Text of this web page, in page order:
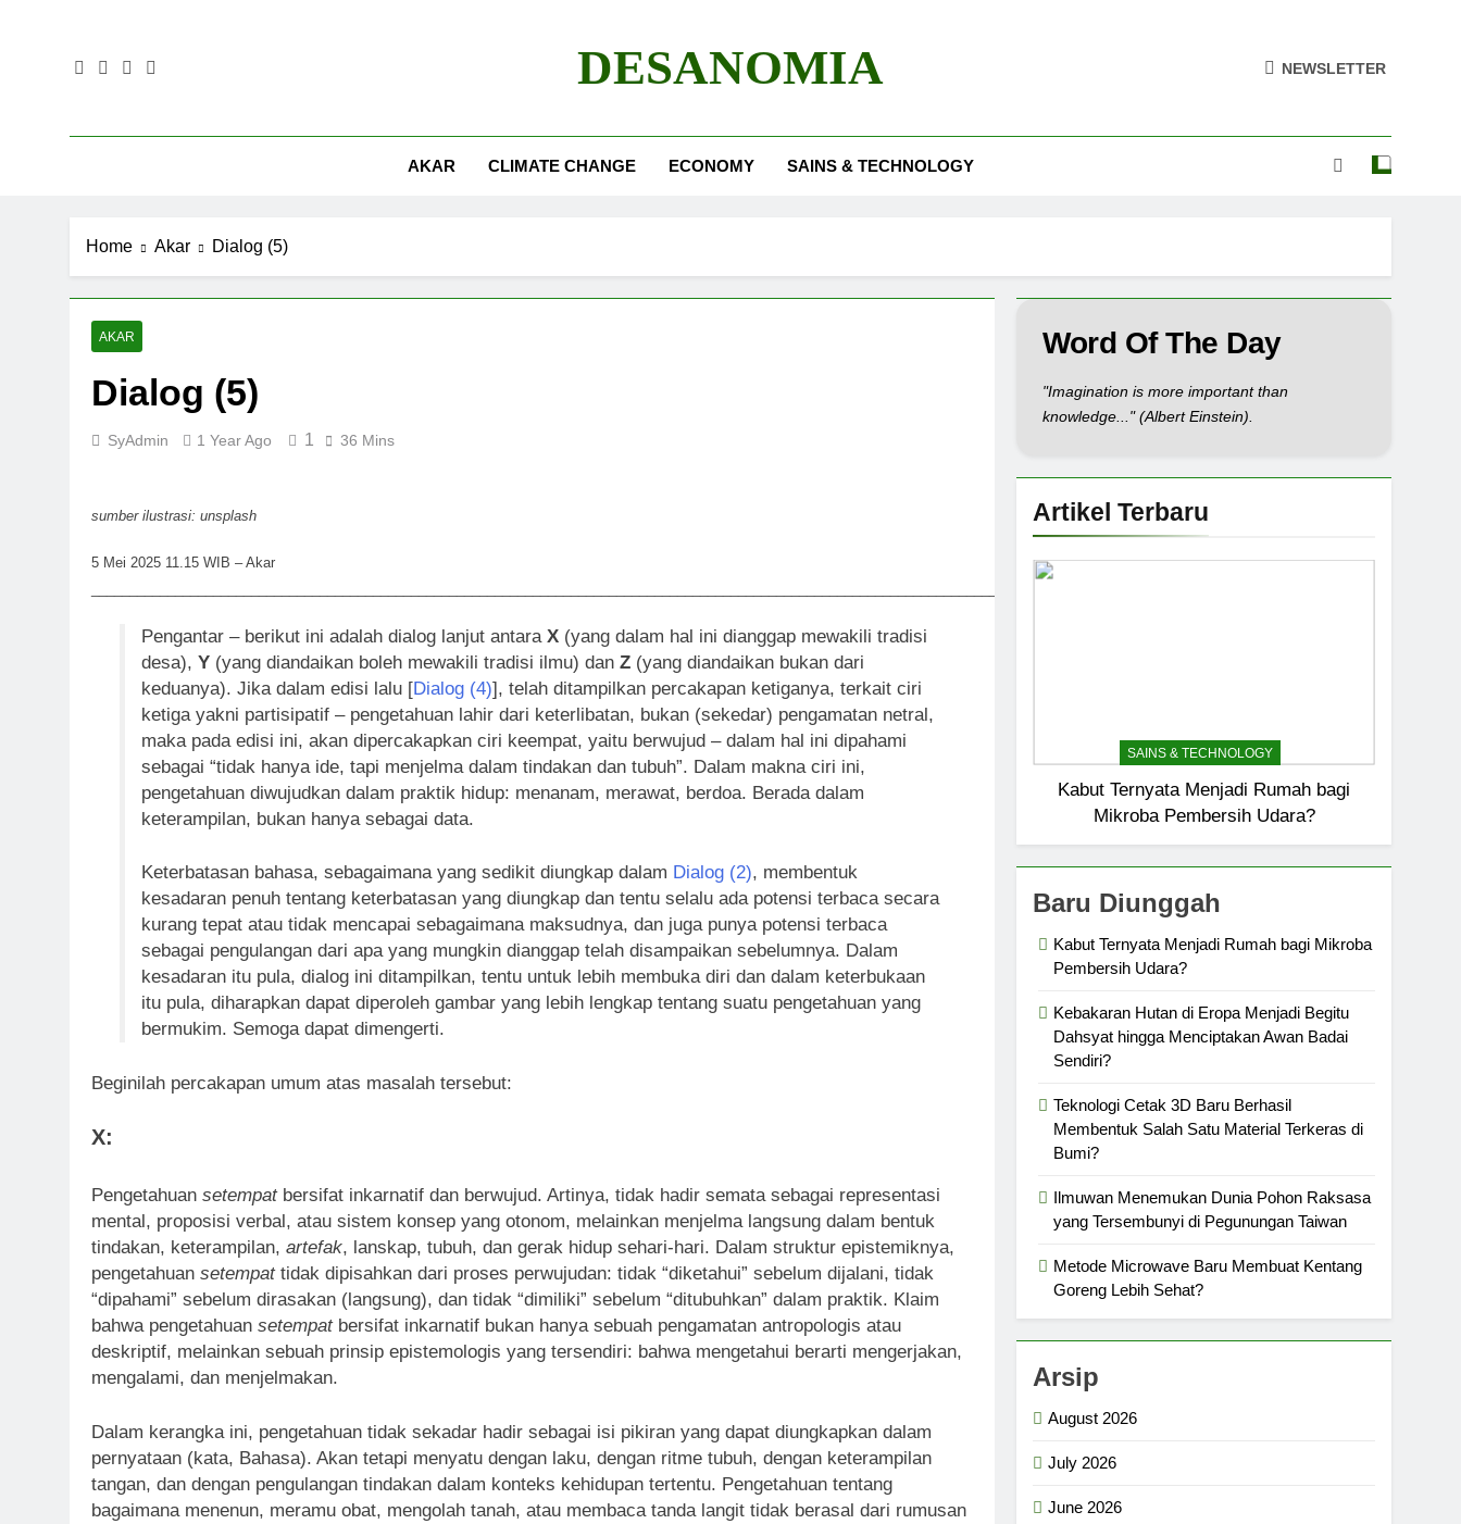
DESANOMIA NEWSLETTER
AKAR CLIMATE CHANGE ECONOMY SAINS & TECHNOLOGY
Home Akar Dialog (5)
AKAR
Dialog (5)
SyAdmin 1 Year Ago 1 36 Mins
sumber ilustrasi: unsplash
5 Mei 2025 11.15 WIB – Akar
Pengantar – berikut ini adalah dialog lanjut antara X(yang dalam hal ini dianggap mewakili tradisi
desa), Y(yang diandaikan boleh mewakili tradisi ilmu) dan Z (yang diandaikan bukan dari
keduanya). Jika dalam edisi lalu [Dialog (4)], telah ditampilkan percakapan ketiganya, terkait ciri
ketiga yakni partisipatif – pengetahuan lahir dari keterlibatan, bukan (sekedar) pengamatan netral,
maka pada edisi ini, akan dipercakapkan ciri keempat, yaitu berwujud – dalam hal ini dipahami
sebagai “tidak hanya ide, tapi menjelma dalam tindakan dan tubuh”. Dalam makna ciri ini,
pengetahuan diwujudkan dalam praktik hidup: menanam, merawat, berdoa. Berada dalam
keterampilan, bukan hanya sebagai data.
Keterbatasan bahasa, sebagaimana yang sedikit diungkap dalam Dialog (2), membentuk
kesadaran penuh tentang keterbatasan yang diungkap dan tentu selalu ada potensi terbaca secara
kurang tepat atau tidak mencapai sebagaimana maksudnya, dan juga punya potensi terbaca
sebagai pengulangan dari apa yang mungkin dianggap telah disampaikan sebelumnya. Dalam
kesadaran itu pula, dialog ini ditampilkan, tentu untuk lebih membuka diri dan dalam keterbukaan
itu pula, diharapkan dapat diperoleh gambar yang lebih lengkap tentang suatu pengetahuan yang
bermukim. Semoga dapat dimengerti.
Beginilah percakapan umum atas masalah tersebut:
X:
Pengetahuan setempatbersifat inkarnatif dan berwujud. Artinya, tidak hadir semata sebagai representasi
mental, proposisi verbal, atau sistem konsep yang otonom, melainkan menjelma langsung dalam bentuk
tindakan, keterampilan, artefak, lanskap, tubuh, dan gerak hidup sehari-hari. Dalam struktur epistemiknya,
pengetahuan setempattidak dipisahkan dari proses perwujudan: tidak “diketahui” sebelum dijalani, tidak
“dipahami” sebelum dirasakan (langsung), dan tidak “dimiliki” sebelum “ditubuhkan” dalam praktik. Klaim
bahwa pengetahuan setempatbersifat inkarnatif bukan hanya sebuah pengamatan antropologis atau
deskriptif, melainkan sebuah prinsip epistemologis yang tersendiri: bahwa mengetahui berarti mengerjakan,
mengalami, dan menjelmakan.
Dalam kerangka ini, pengetahuan tidak sekadar hadir sebagai isi pikiran yang dapat diungkapkan dalam
pernyataan (kata, Bahasa). Akan tetapi menyatu dengan laku, dengan ritme tubuh, dengan keterampilan
tangan, dan dengan pengulangan tindakan dalam konteks kehidupan tertentu. Pengetahuan tentang
bagaimana menenun, meramu obat, mengolah tanah, atau membaca tanda langit tidak berasal dari rumusan
Word Of The Day
"Imagination is more important than
knowledge..." (Albert Einstein).
Artikel Terbaru
SAINS & TECHNOLOGY
Kabut Ternyata Menjadi Rumah bagi
Mikroba Pembersih Udara?
Baru Diunggah
Kabut Ternyata Menjadi Rumah bagi Mikroba
Pembersih Udara?
Kebakaran Hutan di Eropa Menjadi Begitu
Dahsyat hingga Menciptakan Awan Badai
Sendiri?
Teknologi Cetak 3D Baru Berhasil
Membentuk Salah Satu Material Terkeras di
Bumi?
Ilmuwan Menemukan Dunia Pohon Raksasa
yang Tersembunyi di Pegunungan Taiwan
Metode Microwave Baru Membuat Kentang
Goreng Lebih Sehat?
Arsip
August 2026
July 2026
June 2026